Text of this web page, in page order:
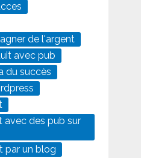
de l'argent
avec pub
du succès
avec des pub sur
par un blog